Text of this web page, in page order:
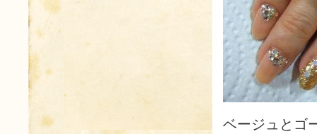
ベージュとゴ